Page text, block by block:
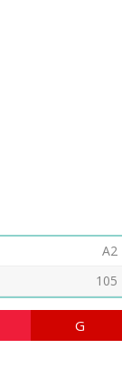
A2
105
G